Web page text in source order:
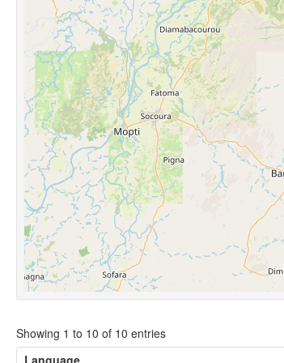
Showing 1 to 10 of 10 entries
Language